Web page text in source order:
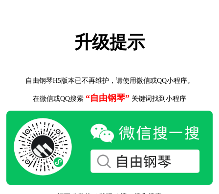
升级提示
自由钢琴H5版本已不再维护，请使用微信或QQ小程序。
在微信或QQ搜索 “自由钢琴” 关键词找到小程序